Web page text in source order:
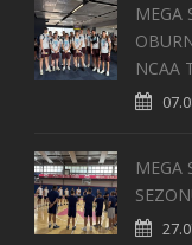
MEGA
NCAA
MEGA